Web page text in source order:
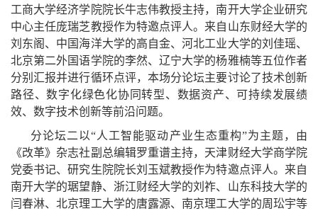
工商大学经济学院院长牛志伟教授主持，南开大学企业研究
中心主任庞瑞芝教授作为特邀点评人。来自山东财经大学的
刘东阁、中国海洋大学的高自金、河北工业大学的刘佳瑶、
北京第二外国语学院的李然、辽宁大学的杨雅楠等五位作者
分别汇报并进行循环点评，本场分论坛主要讨论了技术创新
路径、数字化绿色化协同转型、数据资产、可持续发展绩
效、数字技术创新等前沿问题。
分论坛二以“人工智能驱动产业生态重构”为主题，由
《改革》杂志社副总编辑罗重谱主持，天津财经大学商学院
党委书记、研究生院院长刘玉斌教授作为特邀点评人。来自
南开大学的琚望静、浙江财经大学的刘祚、山东科技大学的
闫春淋、北京理工大学的唐露源、南京理工大学的周玜宇等